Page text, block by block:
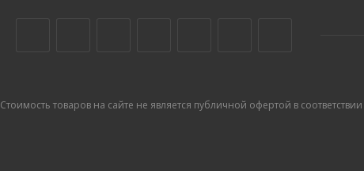
Стоимость товаров на сайте не является публичной офертой в соответствии